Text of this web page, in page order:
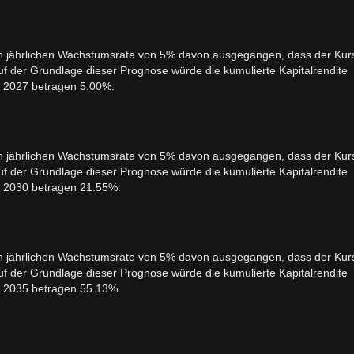
Wachstumsrate von 5% davon ausgegangen, dass der
der Grundlage dieser Prognose würde die kumulierte Kapitalrendite
betragen 5.00%.
Wachstumsrate von 5% davon ausgegangen, dass der
der Grundlage dieser Prognose würde die kumulierte Kapitalrendite
betragen 21.55%.
Wachstumsrate von 5% davon ausgegangen, dass der
der Grundlage dieser Prognose würde die kumulierte Kapitalrendite
betragen 55.13%.